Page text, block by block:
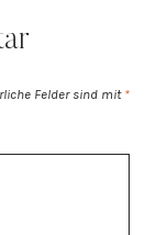
Felder sind mit *